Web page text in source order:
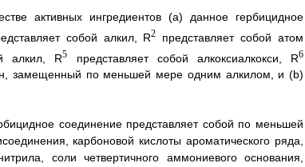
активных ингредиентов (a) данное гербицидное
собой алкил, R2
представляет собой атом
алкил, R5 представляет собой алкоксиалкокси, R6
замещенный по меньшей мере одним алкилом, и (b)
соединение представляет собой по меньшей
карбоновой кислоты ароматического ряда,
соли четвертичного аммониевого основания,